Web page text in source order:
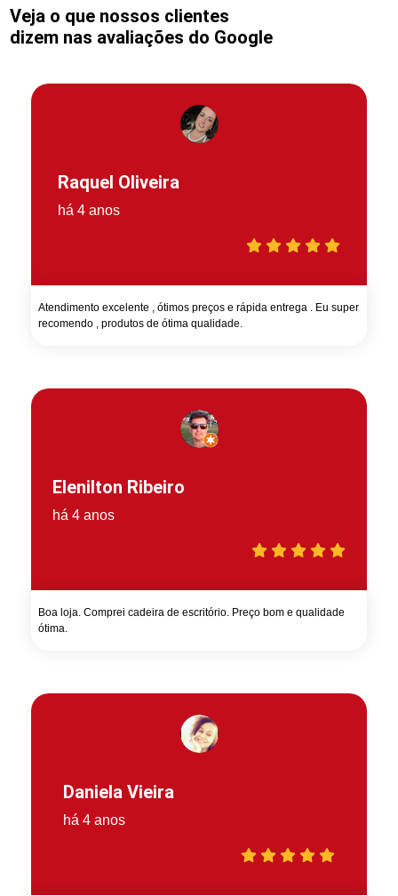
Veja o que nossos clientes
dizem nas avaliações do Google
Raquel Oliveira
há 4 anos
Atendimento excelente , ótimos preços e rápida entrega . Eu super
recomendo , produtos de ótima qualidade.
Elenilton Ribeiro
há 4 anos
Boa loja. Comprei cadeira de escritório. Preço bom e qualidade
ótima.
Daniela Vieira
há 4 anos